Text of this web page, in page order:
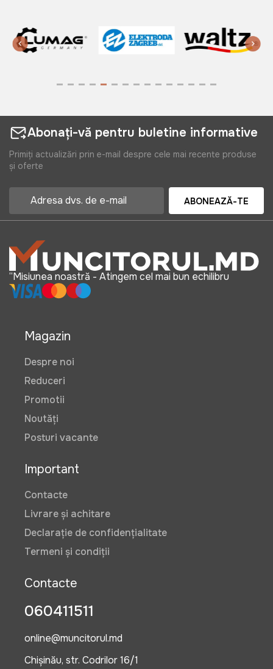
Abonați-vă pentru buletine informative
Primiți actualizări prin e-mail despre cele mai recente produse
și oferte
ABONEAZĂ-TE
“Misiunea noastră - Atingem cel mai bun echilibru
Magazin
Despre noi
Reduceri
Promotii
Noutăți
Posturi vacante
Important
Contacte
Livrare și achitare
Declarație de confidențialitate
Termeni și condiții
Contacte
060411511
online@muncitorul.md
Chișinău, str. Codrilor 16/1